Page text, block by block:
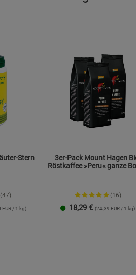
Stern
(47)
EUR / 1 kg)
3er-Pack Mount Hagen
Röstkaffee »Peru« ganze
(16)
18,29 € (24,39 EUR / 1 kg)
Cookies
Informationen anzeigen
Datenschutzerklärung